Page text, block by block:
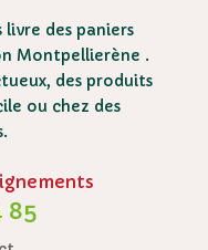
des paniers
Montpellierène .
des produits
ou chez des
85